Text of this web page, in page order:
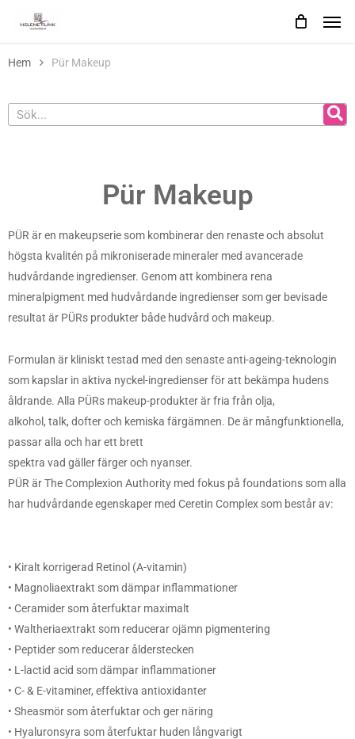
Hem Pür Makeup
Pür Makeup
PÜR är en makeupserie som kombinerar den renaste och absolut
högsta kvalitén på mikroniserade mineraler med avancerade
hudvårdande ingredienser. Genom att kombinera rena
mineralpigment med hudvårdande ingredienser som ger bevisade
resultat är PÜRs produkter både hudvård och makeup.
Formulan är kliniskt testad med den senaste anti-ageing-teknologin
som kapslar in aktiva nyckel-ingredienser för att bekämpa hudens
åldrande. Alla PÜRs makeup-produkter är fria från olja,
alkohol, talk, dofter och kemiska färgämnen. De är mångfunktionella,
passar alla och har ett brett
spektra vad gäller färger och nyanser.
PÜR är The Complexion Authority med fokus på foundations som alla
har hudvårdande egenskaper med Ceretin Complex som består av:
• Kiralt korrigerad Retinol (A-vitamin)
• Magnoliaextrakt som dämpar inflammationer
• Ceramider som återfuktar maximalt
• Waltheriaextrakt som reducerar ojämn pigmentering
• Peptider som reducerar ålderstecken
• L-lactid acid som dämpar inflammationer
• C- & E-vitaminer, effektiva antioxidanter
• Sheasmör som återfuktar och ger näring
• Hyaluronsyra som återfuktar huden långvarigt